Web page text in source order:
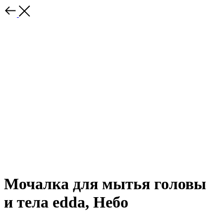
Мочалка для мытья головы
и тела edda, Небо